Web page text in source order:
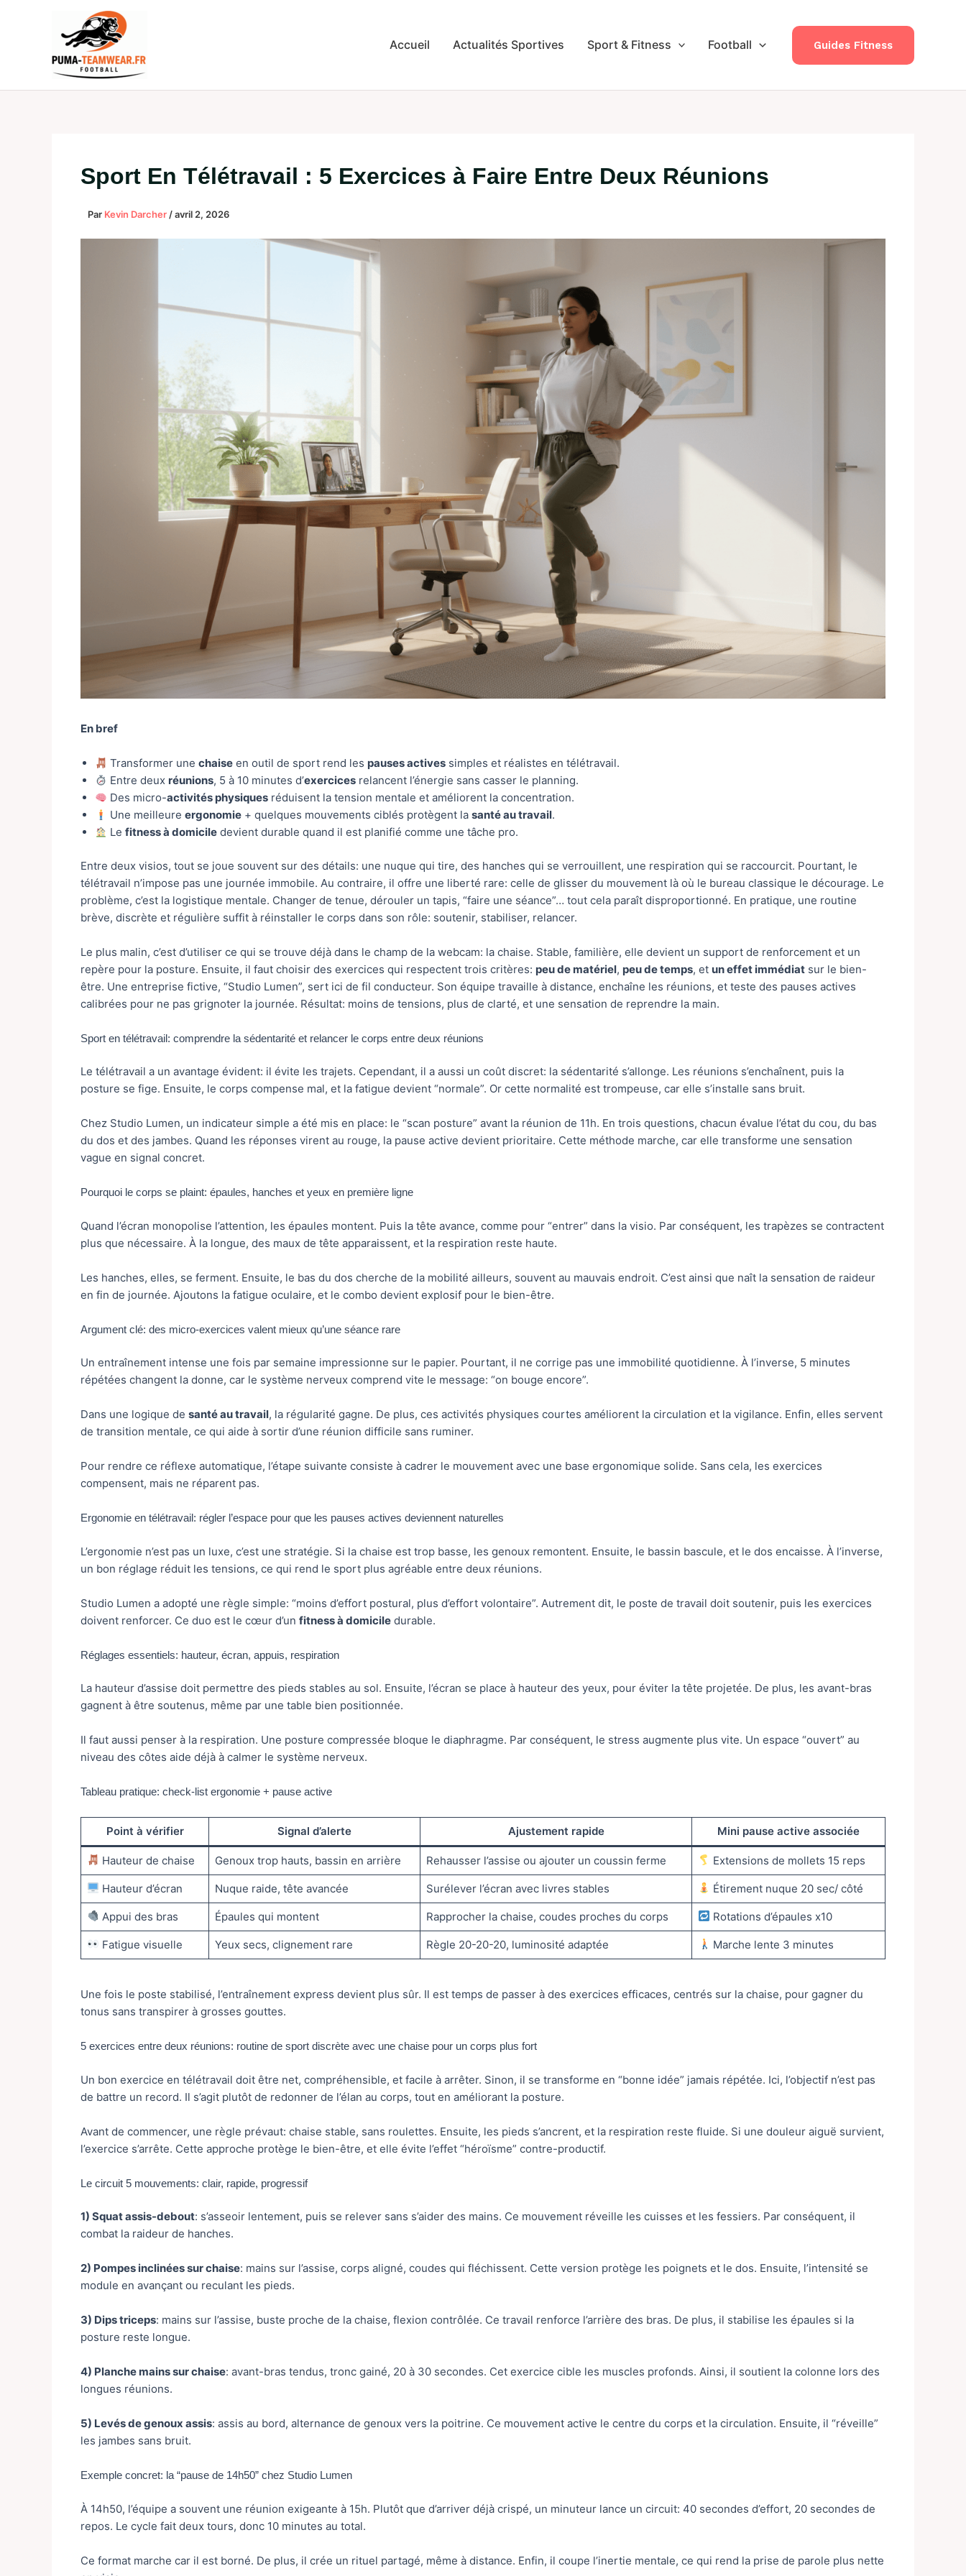
Accueil Actualités Sportives Sport & Fitness Football Guides Fitness
Sport En Télétravail : 5 Exercices à Faire Entre Deux Réunions
Par Kevin Darcher /avril 2, 2026
En bref
Transformer unechaise en outil de sport rend les pauses actives simples et réalistes en télétravail.
Entre deux réunions, 5 à 10 minutes d’exercices relancent l’énergie sans casser le planning.
Des micro-activités physiques réduisent la tension mentale et améliorent la concentration.
Une meilleureergonomie + quelques mouvements ciblés protègent lasanté au travail.
Lefitness à domicile devient durable quand il est planifié comme une tâche pro.
Entre deux visios, tout se joue souvent sur des détails: une nuque qui tire, des hanches qui se verrouillent, une respiration qui se raccourcit. Pourtant, le
télétravail n’impose pas une journée immobile. Au contraire, il offre une liberté rare: celle de glisser du mouvement là où le bureau classique le décourage. Le
problème, c’est la logistique mentale. Changer de tenue, dérouler un tapis, “faire une séance”… tout cela paraît disproportionné. En pratique, une routine
brève, discrète et régulière suffit à réinstaller le corps dans son rôle: soutenir, stabiliser, relancer.
Le plus malin, c’est d’utiliser ce qui se trouve déjà dans le champ de la webcam: la chaise. Stable, familière, elle devient un support de renforcement et un
repère pour la posture. Ensuite, il faut choisir des exercices qui respectent trois critères: peu de matériel, peu de temps, et un effet immédiat sur le bien-
être. Une entreprise fictive, “Studio Lumen”, sert ici de fil conducteur. Son équipe travaille à distance, enchaîne les réunions, et teste des pauses actives
calibrées pour ne pas grignoter la journée. Résultat: moins de tensions, plus de clarté, et une sensation de reprendre la main.
Sport en télétravail: comprendre la sédentarité et relancer le corps entre deux réunions
Le télétravail a un avantage évident: il évite les trajets. Cependant, il a aussi un coût discret: la sédentarité s’allonge. Les réunions s’enchaînent, puis la
posture se fige. Ensuite, le corps compense mal, et la fatigue devient “normale”. Or cette normalité est trompeuse, car elle s’installe sans bruit.
Chez Studio Lumen, un indicateur simple a été mis en place: le “scan posture” avant la réunion de 11h. En trois questions, chacun évalue l’état du cou, du bas
du dos et des jambes. Quand les réponses virent au rouge, la pause active devient prioritaire. Cette méthode marche, car elle transforme une sensation
vague en signal concret.
Pourquoi le corps se plaint: épaules, hanches et yeux en première ligne
Quand l’écran monopolise l’attention, les épaules montent. Puis la tête avance, comme pour “entrer” dans la visio. Par conséquent, les trapèzes se contractent
plus que nécessaire. À la longue, des maux de tête apparaissent, et la respiration reste haute.
Les hanches, elles, se ferment. Ensuite, le bas du dos cherche de la mobilité ailleurs, souvent au mauvais endroit. C’est ainsi que naît la sensation de raideur
en fin de journée. Ajoutons la fatigue oculaire, et le combo devient explosif pour le bien-être.
Argument clé: des micro-exercices valent mieux qu’une séance rare
Un entraînement intense une fois par semaine impressionne sur le papier. Pourtant, il ne corrige pas une immobilité quotidienne. À l’inverse, 5 minutes
répétées changent la donne, car le système nerveux comprend vite le message: “on bouge encore”.
Dans une logique de santé au travail, la régularité gagne. De plus, ces activités physiques courtes améliorent la circulation et la vigilance. Enfin, elles servent
de transition mentale, ce qui aide à sortir d’une réunion difficile sans ruminer.
Pour rendre ce réflexe automatique, l’étape suivante consiste à cadrer le mouvement avec une base ergonomique solide. Sans cela, les exercices
compensent, mais ne réparent pas.
Ergonomie en télétravail: régler l’espace pour que les pauses actives deviennent naturelles
L’ergonomie n’est pas un luxe, c’est une stratégie. Si la chaise est trop basse, les genoux remontent. Ensuite, le bassin bascule, et le dos encaisse. À l’inverse,
un bon réglage réduit les tensions, ce qui rend le sport plus agréable entre deux réunions.
Studio Lumen a adopté une règle simple: “moins d’effort postural, plus d’effort volontaire”. Autrement dit, le poste de travail doit soutenir, puis les exercices
doivent renforcer. Ce duo est le cœur d’un fitness à domicile durable.
Réglages essentiels: hauteur, écran, appuis, respiration
La hauteur d’assise doit permettre des pieds stables au sol. Ensuite, l’écran se place à hauteur des yeux, pour éviter la tête projetée. De plus, les avant-bras
gagnent à être soutenus, même par une table bien positionnée.
Il faut aussi penser à la respiration. Une posture compressée bloque le diaphragme. Par conséquent, le stress augmente plus vite. Un espace “ouvert” au
niveau des côtes aide déjà à calmer le système nerveux.
Tableau pratique: check-list ergonomie + pause active
Point à vérifier Signal d’alerte Ajustement rapide Mini pause active associée
Hauteur de chaise Genoux trop hauts, bassin en arrière Rehausser l’assise ou ajouter un coussin ferme Extensions de mollets 15 reps
Hauteur d’écran Nuque raide, tête avancée Surélever l’écran avec livres stables Étirement nuque 20 sec/ côté
Appui des bras Épaules qui montent Rapprocher la chaise, coudes proches du corps Rotations d’épaules x10
Fatigue visuelle Yeux secs, clignement rare Règle 20-20-20, luminosité adaptée Marche lente 3 minutes
Une fois le poste stabilisé, l’entraînement express devient plus sûr. Il est temps de passer à des exercices efficaces, centrés sur la chaise, pour gagner du
tonus sans transpirer à grosses gouttes.
5 exercices entre deux réunions: routine de sport discrète avec une chaise pour un corps plus fort
Un bon exercice en télétravail doit être net, compréhensible, et facile à arrêter. Sinon, il se transforme en “bonne idée” jamais répétée. Ici, l’objectif n’est pas
de battre un record. Il s’agit plutôt de redonner de l’élan au corps, tout en améliorant la posture.
Avant de commencer, une règle prévaut: chaise stable, sans roulettes. Ensuite, les pieds s’ancrent, et la respiration reste fluide. Si une douleur aiguë survient,
l’exercice s’arrête. Cette approche protège le bien-être, et elle évite l’effet “héroïsme” contre-productif.
Le circuit 5 mouvements: clair, rapide, progressif
1) Squat assis-debout: s’asseoir lentement, puis se relever sans s’aider des mains. Ce mouvement réveille les cuisses et les fessiers. Par conséquent, il
combat la raideur de hanches.
2) Pompes inclinées sur chaise: mains sur l’assise, corps aligné, coudes qui fléchissent. Cette version protège les poignets et le dos. Ensuite, l’intensité se
module en avançant ou reculant les pieds.
3) Dips triceps: mains sur l’assise, buste proche de la chaise, flexion contrôlée. Ce travail renforce l’arrière des bras. De plus, il stabilise les épaules si la
posture reste longue.
4) Planche mains sur chaise: avant-bras tendus, tronc gainé, 20 à 30 secondes. Cet exercice cible les muscles profonds. Ainsi, il soutient la colonne lors des
longues réunions.
5) Levés de genoux assis: assis au bord, alternance de genoux vers la poitrine. Ce mouvement active le centre du corps et la circulation. Ensuite, il “réveille”
les jambes sans bruit.
Exemple concret: la “pause de 14h50” chez Studio Lumen
À 14h50, l’équipe a souvent une réunion exigeante à 15h. Plutôt que d’arriver déjà crispé, un minuteur lance un circuit: 40 secondes d’effort, 20 secondes de
repos. Le cycle fait deux tours, donc 10 minutes au total.
Ce format marche car il est borné. De plus, il crée un rituel partagé, même à distance. Enfin, il coupe l’inertie mentale, ce qui rend la prise de parole plus nette